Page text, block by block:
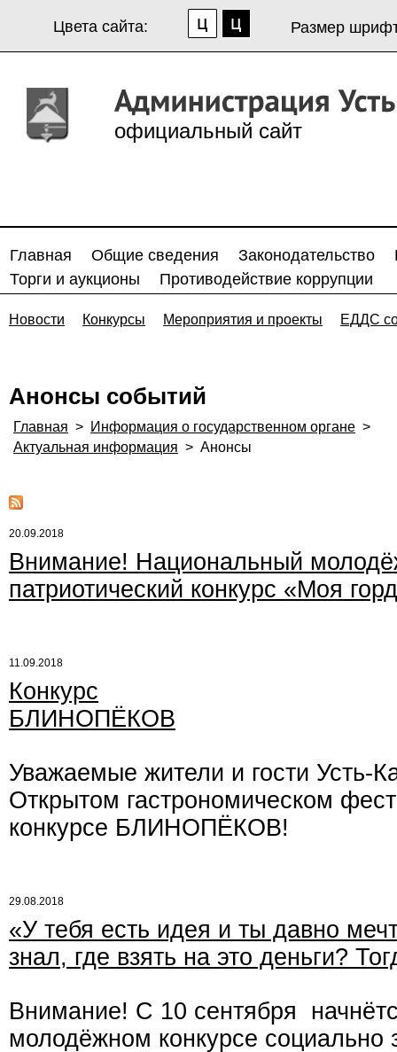
Цвета сайта: Размер
официальный сайт
Главная Общие сведения Законодательство
Торги и аукционы
Противодействие коррупции
Новости Конкурсы Мероприятия и проекты ЕДДС
Анонсы событий
Главная > Информация о государственном органе >
Актуальная информация > Анонсы
20.09.2018
Внимание! Национальный
патриотический конкурс «Моя
11.09.2018
Конкурс
БЛИНОПЁКОВ
Уважаемые жители и гости Усть-
Открытом гастрономическом
конкурсе БЛИНОПЁКОВ!
29.08.2018
«У тебя есть идея и ты давно
знал, где взять на это деньги?
Внимание! С 10 сентября
молодёжном конкурсе